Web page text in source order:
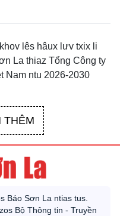
lês hâux lưv txix li
La thiaz Tổng Công ty
Nam ntu 2026-2030
THÊM
Báo Sơn La ntias tus.
Bộ Thông tin - Truyền